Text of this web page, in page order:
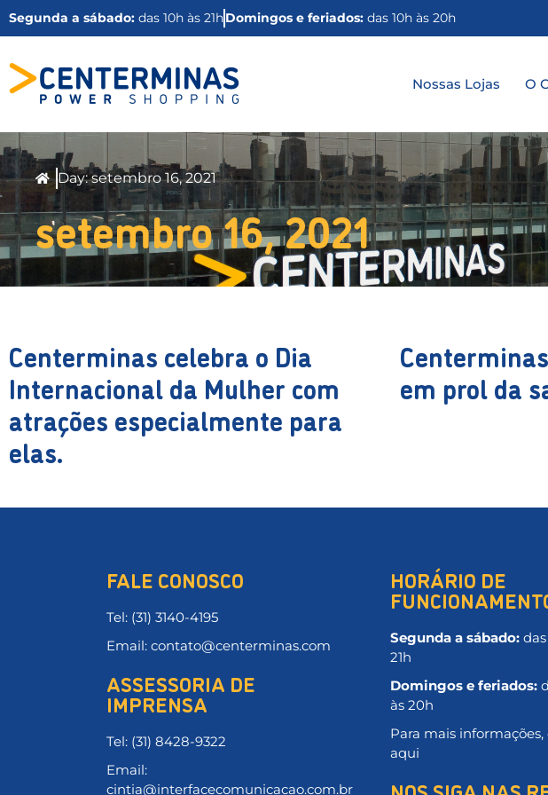
Segunda a sábado: das 10h às 21hDomingos e feriados: das 10h às 20h
Nossas Lojas O
Day: setembro 16, 2021
setembro 16, 2021
Centerminas celebra o Dia
Internacional da Mulher com
atrações especialmente para
elas.
em prol da
FALE CONOSCO
Tel: (31) 3140-4195
Email: contato@centerminas.com
ASSESSORIA DE
IMPRENSA
Tel: (31) 8428-9322
Email:
cintia@interfacecomunicacao.com.br
HORÁRIO DE
Segunda a sábado:
21h
Domingos e feriados:
às 20h
Para mais
aqui